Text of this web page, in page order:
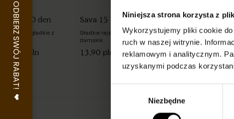
Niniejsza strona korzysta z
Wykorzystujemy pliki cookie
ruch w naszej witrynie.
reklamowym i analitycznym.
uzyskanymi podczas
Niezbędne
Paula 40 den
Rajstopy gładkie z
mikrofibry
19,90 pln
Sava 15 den
Gładkie rajstopy
damskie
13,90 pln
Roza 60 den
Kryjące rajstopy
gładkie
21,89 pln